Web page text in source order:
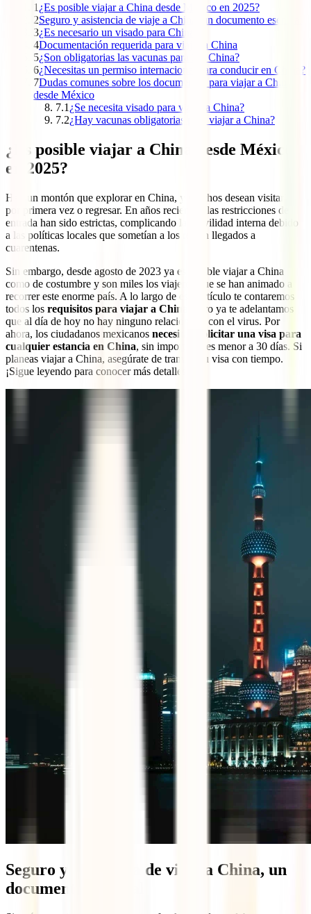
1 ¿Es posible viajar a China desde México en 2025?
2Seguro y asistencia de viaje a China, un documento esencial
3¿Es necesario un visado para China?
4Documentación requerida para viajar a China
5¿Son obligatorias las vacunas para ir a China?
6¿Necesitas un permiso internacional para conducir en China?
7Dudas comunes sobre los documentos para viajar a China
desde México
7.1 ¿Se necesita visado para viajar a China?
7.2¿Hay vacunas obligatorias para viajar a China?
¿Es posible viajar a China desde México
en 2025?
Hay un montón que explorar en China, y muchos desean visitarlo
por primera vez o regresar. En años recientes, las restricciones de
entrada han sido estrictas, complicando la movilidad interna debido
a las políticas locales que sometían a los recién llegados a
cuarentenas.
Sin embargo, desde agosto de 2023 ya es posible viajar a China
como de costumbre y son miles los viajeros que se han animado a
recorrer este enorme país. A lo largo de este artículo te contaremos
todos los requisitos para viajar a China
, pero ya te adelantamos
que al día de hoy no hay ninguno relacionado con el virus. Por
ahora, los ciudadanos mexicanos necesitan solicitar una visa para
cualquier estancia en China, sin importar si es menor a 30 días. Si
planeas viajar a China, asegúrate de tramitar tu visa con tiempo.
¡Sigue leyendo para conocer más detalles!
Seguro y asistencia de viaje a China, un
documento esencial